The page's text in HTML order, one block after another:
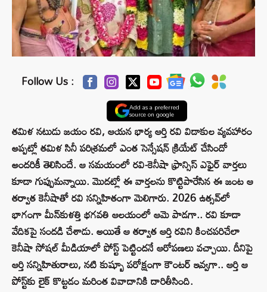
Follow Us :
Add as a preferred
source on google
తమిళ నటుడు జయం రవి, ఆయన భార్య ఆర్తి రవి విడాకుల వ్యవహారం
అప్పట్లో తమిళ సినీ పరిశ్రమలో ఎంత సెన్సేషన్ క్రియేట్ చేసిందో
అందరికీ తెలిసిందే. ఆ సమయంలో రవి-కెనీషా ఫ్రాన్సిస్ ఎఫైర్ వార్తలు
కూడా గుప్పుమన్నాయి. మొదట్లో ఈ వార్తలను కొట్టిపారేసిన ఈ జంట ఆ
తర్వాత కెనీషాతో రవి సన్నిహితంగా మెలిగారు. 2026 ఉత్సవ్‌లో
భాగంగా మీన్‌కుళత్తి భగవతి ఆలయంలో ఆమె పాడగా.. రవి కూడా
వేదికపై సందడి చేశాడు. అయితే ఆ తర్వాత ఆర్తి రవిని కించపరిచేలా
కెనీషా సోషల్ మీడియాలో పోస్ట్ పెట్టిందనే ఆరోపణలు వచ్చాయి. దీనిపై
ఆర్తి సన్నిహితురాలు, నటి కుష్బూ పరోక్షంగా కౌంటర్ ఇవ్వగా.. ఆర్తి ఆ
పోస్ట్‌కు లైక్ కొట్టడం మరింత వివాదానికి దారితీసింది.